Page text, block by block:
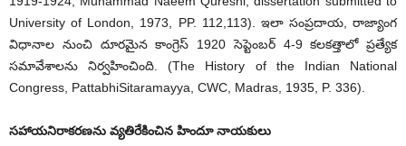
University of London, 1973, PP. 112,113). ఇలా సంప్రదాయ, రాజ్యాంగ
విధానాల నుంచి దూరమైన కాంగ్రెస్ 1920 సెప్టెంబర్ 4-9 కలకత్తాలో ప్రత్యేక
సమావేశాలను నిర్వహించింది. (The History of the Indian National
Congress, PattabhiSitaramayya, CWC, Madras, 1935, P. 336).
సహాయనిరాకరణను వ్యతిరేకించిన హిందూ నాయకులు